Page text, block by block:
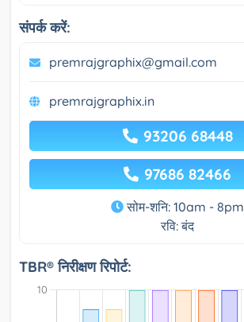
संपर्क करें:
premrajgraphix@gmail.com
premrajgraphix.in
93206 68448
97686 82466
सोम-शनि: 10am - 8pm
रवि: बंद
TBR® निरीक्षण रिपोर्ट: